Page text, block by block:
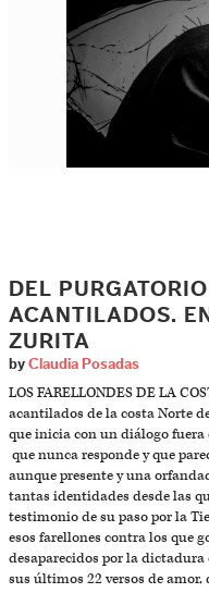
DEL
ACANTILADOS.
ZURITA
by Claudia Posadas
LOS FARELLONDES DE LA
acantilados de la costa Norte
que inicia con un diálogo
que nunca responde y que
aunque presente y una
tantas identidades desde las
testimonio de su paso por la
esos farellones contra los que
desaparecidos por la
sus últimos 22 versos de